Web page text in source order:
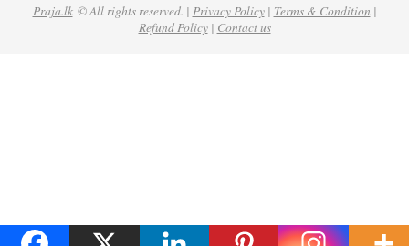
Praja.lk© All rights reserved. | Privacy Policy| Terms & Condition |
Refund Policy| Contact us